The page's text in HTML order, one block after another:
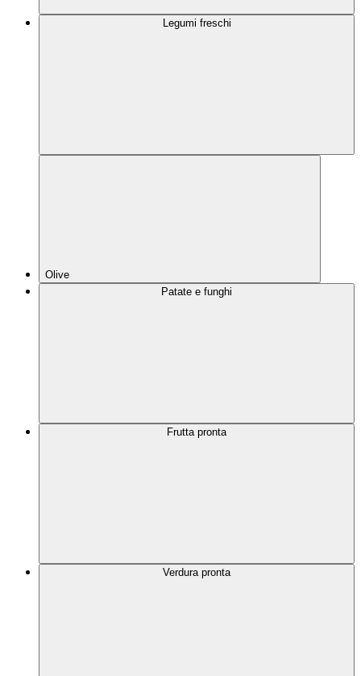
Legumi freschi
Olive
Patate e funghi
Frutta pronta
Verdura pronta